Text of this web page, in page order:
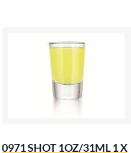
0971 SHOT 1OZ/31ML 1 X